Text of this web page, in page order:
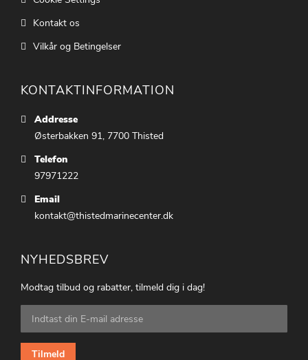
Kontakt os
Vilkår og Betingelser
KONTAKTINFORMATION
Addresse
Østerbakken 91, 7700 Thisted
Telefon
97971222
Email
kontakt@thistedmarinecenter.dk
NYHEDSBREV
Modtag tilbud og rabatter, tilmeld dig i dag!
Tilmeld
dig
vores
nyhedsbrev:
Tilmeld